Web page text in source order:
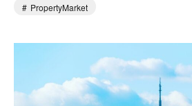
PropertyMarket